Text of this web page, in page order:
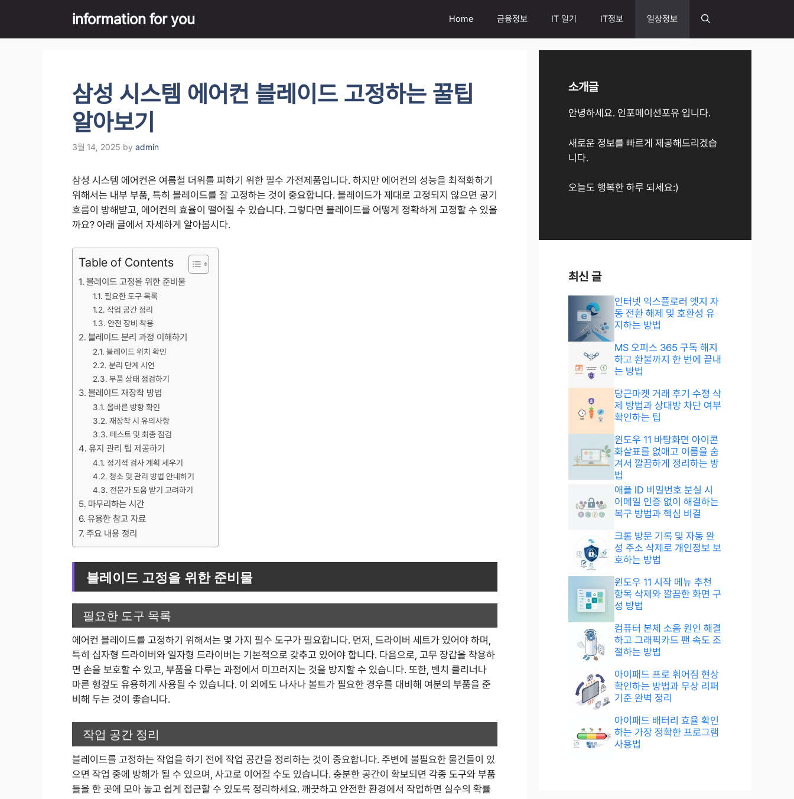
content
information for you Home 금융정보 IT 일기 IT정보 일상정보
삼성 시스템 에어컨 블레이드 고정하는 꿀팁
알아보기
3월 14, 2025 by admin
삼성 시스템 에어컨은 여름철 더위를 피하기 위한 필수 가전제품입니다. 하지만 에어컨의 성능을 최적화하기
위해서는 내부 부품, 특히 블레이드를 잘 고정하는 것이 중요합니다. 블레이드가 제대로 고정되지 않으면 공기
흐름이 방해받고, 에어컨의 효율이 떨어질 수 있습니다. 그렇다면 블레이드를 어떻게 정확하게 고정할 수 있을
까요? 아래 글에서 자세하게 알아봅시다.
Table of Contents
블레이드 고정을 위한 준비물
필요한 도구 목록
작업 공간 정리
안전 장비 착용
블레이드 분리 과정 이해하기
블레이드 위치 확인
분리 단계 시연
부품 상태 점검하기
블레이드 재장착 방법
올바른 방향 확인
재장착 시 유의사항
테스트 및 최종 점검
유지 관리 팁 제공하기
정기적 검사 계획 세우기
청소 및 관리 방법 안내하기
전문가 도움 받기 고려하기
마무리하는 시간
유용한 참고 자료
주요 내용 정리
블레이드 고정을 위한 준비물
필요한 도구 목록
에어컨 블레이드를 고정하기 위해서는 몇 가지 필수 도구가 필요합니다. 먼저, 드라이버 세트가 있어야 하며,
특히 십자형 드라이버와 일자형 드라이버는 기본적으로 갖추고 있어야 합니다. 다음으로, 고무 장갑을 착용하
면 손을 보호할 수 있고, 부품을 다루는 과정에서 미끄러지는 것을 방지할 수 있습니다. 또한, 벤치 클리너나
마른 헝겊도 유용하게 사용될 수 있습니다. 이 외에도 나사나 볼트가 필요한 경우를 대비해 여분의 부품을 준
비해 두는 것이 좋습니다.
작업 공간 정리
블레이드를 고정하는 작업을 하기 전에 작업 공간을 정리하는 것이 중요합니다. 주변에 불필요한 물건들이 있
으면 작업 중에 방해가 될 수 있으며, 사고로 이어질 수도 있습니다. 충분한 공간이 확보되면 각종 도구와 부품
들을 한 곳에 모아 놓고 쉽게 접근할 수 있도록 정리하세요. 깨끗하고 안전한 환경에서 작업하면 실수의 확률
소개글
안녕하세요. 인포메이션포유 입니다.
새로운 정보를 빠르게 제공해드리겠습
니다.
오늘도 행복한 하루 되세요:)
최신 글
인터넷 익스플로러 엣지 자
동 전환 해제 및 호환성 유
지하는 방법
MS 오피스 365 구독 해지
하고 환불까지 한 번에 끝내
는 방법
당근마켓 거래 후기 수정 삭
제 방법과 상대방 차단 여부
확인하는 팁
윈도우 11 바탕화면 아이콘
화살표를 없애고 이름을 숨
겨서 깔끔하게 정리하는 방
법
애플 ID 비밀번호 분실 시
이메일 인증 없이 해결하는
복구 방법과 핵심 비결
크롬 방문 기록 및 자동 완
성 주소 삭제로 개인정보 보
호하는 방법
윈도우 11 시작 메뉴 추천
항목 삭제와 깔끔한 화면 구
성 방법
컴퓨터 본체 소음 원인 해결
하고 그래픽카드 팬 속도 조
절하는 방법
아이패드 프로 휘어짐 현상
확인하는 방법과 무상 리퍼
기준 완벽 정리
아이패드 배터리 효율 확인
하는 가장 정확한 프로그램
사용법